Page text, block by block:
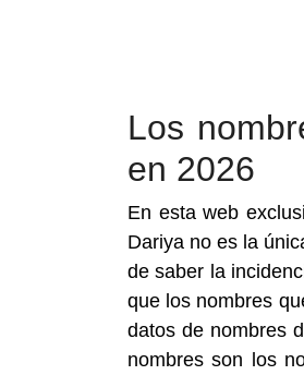
Los
en 2026
En esta web
Dariya no es la
de saber la
que los nombres
datos de nombres
nombres son los